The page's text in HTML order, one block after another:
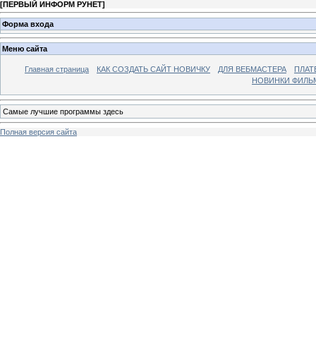
[ПЕРВЫЙ ИНФОРМ РУНЕТ]
Форма входа
Меню сайта
Главная страница КАК СОЗДАТЬ САЙТ НОВИЧКУ ДЛЯ ВЕБМАСТЕРА
НОВИНКИ
Самые лучшие программы здесь
Полная версия сайта